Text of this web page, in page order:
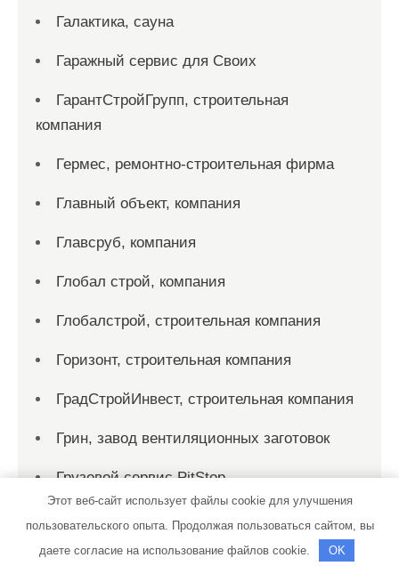
Галактика, сауна
Гаражный сервис для Своих
ГарантСтройГрупп, строительная
компания
Гермес, ремонтно-строительная фирма
Главный объект, компания
Главсруб, компания
Глобал строй, компания
Глобалстрой, строительная компания
Горизонт, строительная компания
ГрадСтройИнвест, строительная компания
Грин, завод вентиляционных заготовок
Грузовой сервис PitStop
Гудсервис
Этот веб-сайт использует файлы cookie для улучшения
пользовательского опыта. Продолжая пользоваться сайтом, вы
даете согласие на использование файлов cookie.
OK